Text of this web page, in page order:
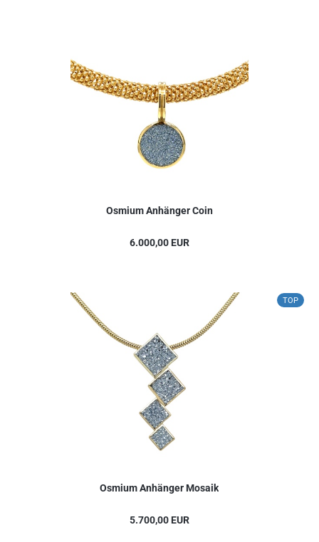
Osmium Anhänger Coin
6.000,00 EUR
TOP
Osmium Anhänger Mosaik
5.700,00 EUR